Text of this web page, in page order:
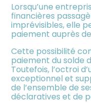
Lorsqu’une
financières
imprévisibles, elle
paiement auprès
Cette possibilité
paiement du solde
Toutefois, l’octroi
exceptionnel et
de l’ensemble de
déclaratives et de